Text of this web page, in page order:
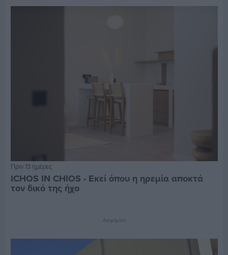
Πριν 13 ημέρες
ICHOS IN CHIOS - Εκεί όπου η ηρεμία αποκτά
τον δικό της ήχο
Διαφήμιση